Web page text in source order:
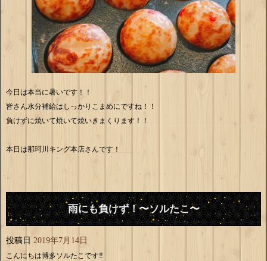
今日は本当に暑いです！！
皆さん水分補給はしっかりこまめにですね！！
負けずに焼いて焼いて焼いきまくります！！
本日は那珂川キング本店さんです！
雨にも負けず！〜ソルたこ〜
投稿日 2019年7月14日
こんにちは博多ソルたこです‼️